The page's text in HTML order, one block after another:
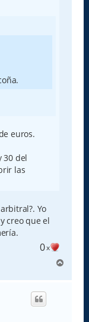
euros.
30 del
las
Yo
creo que el
0x
r